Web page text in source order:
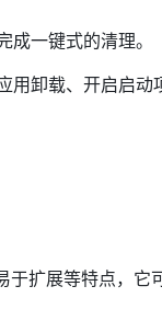
一键式的清理。
用卸载、开启启动
扩展等特点，它